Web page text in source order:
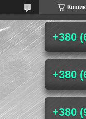
Кошик
+380
+380
+380